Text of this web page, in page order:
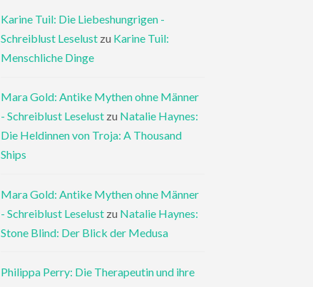
Karine Tuil: Die Liebeshungrigen -
Schreiblust Leselust zu Karine Tuil:
Menschliche Dinge
Mara Gold: Antike Mythen ohne Männer
- Schreiblust Leselust zu Natalie Haynes:
Die Heldinnen von Troja: A Thousand
Ships
Mara Gold: Antike Mythen ohne Männer
- Schreiblust Leselust zu Natalie Haynes:
Stone Blind: Der Blick der Medusa
Philippa Perry: Die Therapeutin und ihre